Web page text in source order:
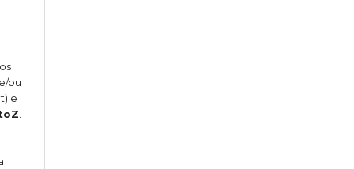
ou
e